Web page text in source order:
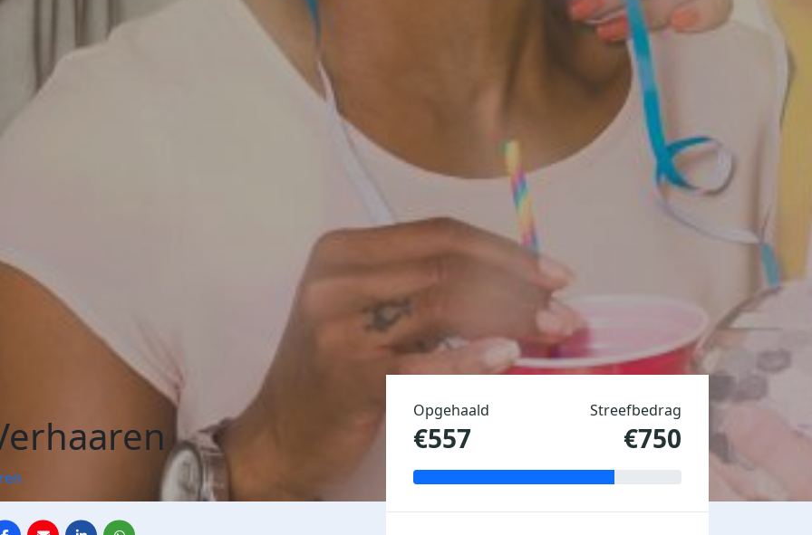
Opgehaald
€557
Streefbedrag
€750